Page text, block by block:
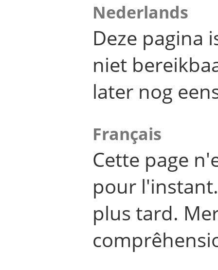
Nederlands
Deze pagina
niet
later nog
Français
Cette page
pour
plus tard.